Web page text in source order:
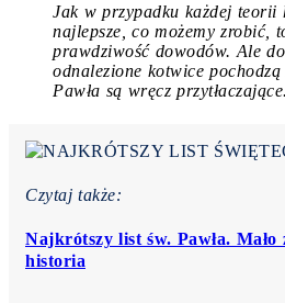
Jak w przypadku każdej teorii
najlepsze, co możemy zrobić,
prawdziwość dowodów. Ale
odnalezione kotwice
Pawła są wręcz przytłaczające.
Czytaj także:
Najkrótszy list św. Pawła.
historia